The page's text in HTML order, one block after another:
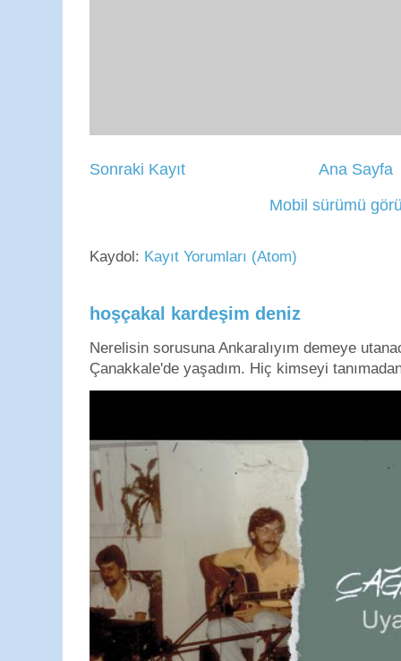
Sonraki Kayıt
Ana Sayfa
Mobil sürümü
Kaydol: Kayıt Yorumları (Atom)
hoşçakal kardeşim deniz
Nerelisin sorusuna Ankaralıyım demeye
Çanakkale'de yaşadım. Hiç kimseyi